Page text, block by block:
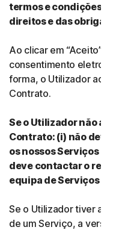
termos e condições
direitos e das obrigações
Ao clicar em “Aceito” (“I
consentimento
forma, o Utilizador aceita
Contrato.
Se o Utilizador não aceitar
Contrato: (i) não deve
os nossos Serviços nem
deve contactar o
equipa de Serviços e
Se o Utilizador tiver aceite
de um Serviço, a versão